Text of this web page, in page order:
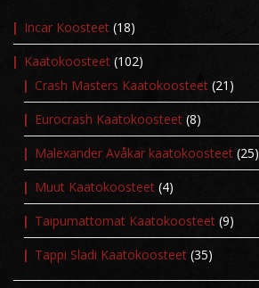
Incar Koosteet (18)
Kaatokoosteet (102)
Crash Masters Kaatokoosteet (21)
Eurocrash Kaatokoosteet (8)
Malexander Avåkar kaatokoosteet (25)
Muut Kaatokoosteet (4)
Taipumattomat Kaatokoosteet (9)
Tappi Sladi Kaatokoosteet (35)